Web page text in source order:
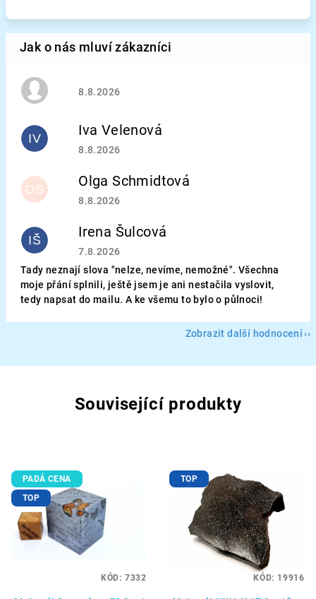
Hodnocení obchodu je 5 z 5 hvězdiček.
8.8.2026
IV Iva Velenová
Hodnocení obchodu je 5 z 5 hvězdiček.
8.8.2026
OS Olga Schmidtová
Hodnocení obchodu je 5 z 5 hvězdiček.
8.8.2026
IŠ Irena Šulcová
Hodnocení obchodu je 5 z 5 hvězdiček.
7.8.2026
Tady neznají slova "nelze, nevíme, nemožné". Všechna
moje přání splnili, ještě jsem je ani nestačila vyslovit,
tedy napsat do mailu. A ke všemu to bylo o půlnoci!
Zobrazit další hodnocení
Související produkty
PADÁ CENA
TOP
KÓD: 7332
TOP
KÓD: 19916